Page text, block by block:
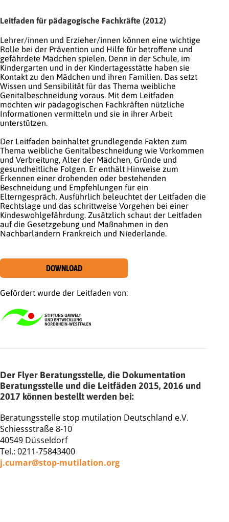
Leitfaden für pädagogische Fachkräfte (2012)
Lehrer/innen und Erzieher/innen können eine wichtige
Rolle bei der Prävention und Hilfe für betroffene und
gefährdete Mädchen spielen. Denn in der Schule, im
Kindergarten und in der Kindertagesstätte haben sie
Kontakt zu den Mädchen und ihren Familien. Das setzt
Wissen und Sensibilität für das Thema weibliche
Genitalbeschneidung voraus. Mit dem Leitfaden
möchten wir pädagogischen Fachkräften nützliche
Informationen vermitteln und sie in ihrer Arbeit
unterstützen.
Der Leitfaden beinhaltet grundlegende Fakten zum
Thema weibliche Genitalbeschneidung wie Vorkommen
und Verbreitung, Alter der Mädchen, Gründe und
gesundheitliche Folgen. Er enthält Hinweise zum
Erkennen einer drohenden oder bestehenden
Beschneidung und Empfehlungen für ein
Elterngespräch. Ausführlich beleuchtet der Leitfaden die
Rechtslage und das schrittweise Vorgehen bei einer
Kindeswohlgefährdung. Zusätzlich schaut der Leitfaden
auf die Gesetzgebung und Maßnahmen in den
Nachbarländern Frankreich und Niederlande.
DOWNLOAD
Gefördert wurde der Leitfaden von:
Der Flyer Beratungsstelle, die Dokumentation
Beratungsstelle und die Leitfäden 2015, 2016 und
2017 können bestellt werden bei:
Beratungsstelle stop mutilation Deutschland e.V.
Schiessstraße 8-10
40549 Düsseldorf
Tel.: 0211-75843400
j.cumar@stop-mutilation.org